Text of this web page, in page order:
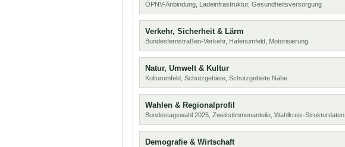
ÖPNV-Anbindung, Ladeinfrastruktur, Gesundheitsversorgung
Verkehr, Sicherheit & Lärm
Bundesfernstraßen-Verkehr, Hafenumfeld, Motorisierung
Natur, Umwelt & Kultur
Kulturumfeld, Schutzgebiete, Schutzgebiete Nähe
Wahlen & Regionalprofil
Bundestagswahl 2025, Zweitstimmenanteile, Wahlkreis-Strukturdaten
Demografie & Wirtschaft